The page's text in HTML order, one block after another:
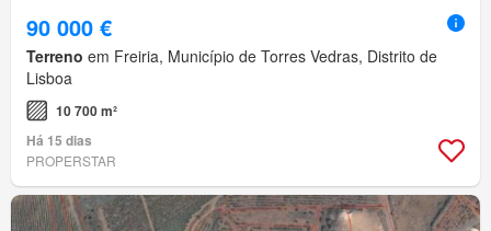
90 000 €
Terreno em Freiria, Município de Torres Vedras, Distrito de
Lisboa
10 700 m²
Há 15 dias
PROPERSTAR